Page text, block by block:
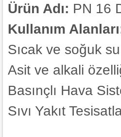
Ürün Adı: PN 16
Kullanım
Sıcak ve soğuk
Asit ve alkali
Basınçlı Hava
Sıvı Yakıt